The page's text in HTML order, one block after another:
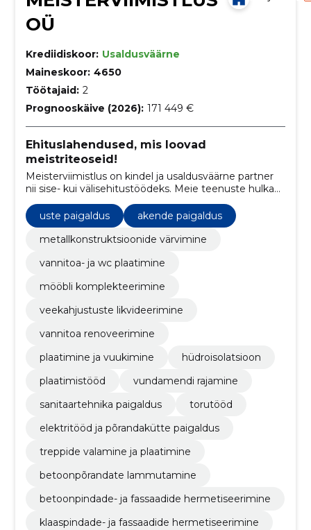
OÜ
Krediidiskoor: Usaldusväärne
Maineskoor: 4650
Töötajaid: 2
Prognooskäive (2026): 171 449 €
Ehituslahendused, mis loovad
meistriteoseid!
Meisterviimistlus on kindel ja usaldusväärne partner
nii sise- kui välisehitustöödeks. Meie teenuste hulka
siseviimistlustööd ja parketipaigaldus. Meie
professionaalne tiim tagab tipptasemel töö ja
klientide rahulolu.
uste paigaldus
akende paigaldus
metallkonstruktsioonide värvimine
vannitoa- ja wc plaatimine
mööbli komplekteerimine
veekahjustuste likvideerimine
vannitoa renoveerimine
plaatimine ja vuukimine
hüdroisolatsioon
plaatimistööd
vundamendi rajamine
sanitaartehnika paigaldus
torutööd
elektritööd ja põrandakütte paigaldus
treppide valamine ja plaatimine
betoonpõrandate lammutamine
betoonpindade- ja fassaadide hermetiseerimine
klaaspindade- ja fassaadide hermetiseerimine